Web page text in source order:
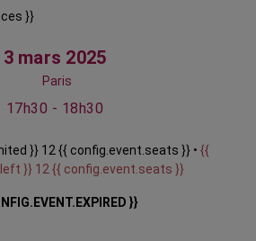
}}
3 mars 2025
Paris
17h30 - 18h30
}} 12 {{ config.event.seats }} • {{
}} 12 {{ config.event.seats }}
}}